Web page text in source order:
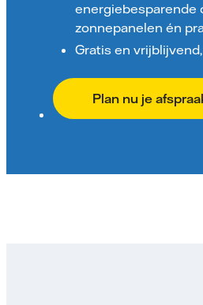
energiebesparende
zonnepanelen én
Gratis en
Plan nu je